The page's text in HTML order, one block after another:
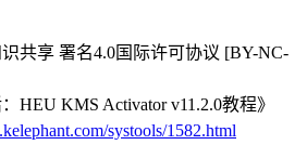
共享 署名4.0国际许可协议 [BY-NC-
HEU KMS Activator v11.2.0教程》
systools/1582.html